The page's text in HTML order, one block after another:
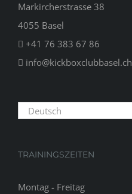
Markircherstrasse 38
4055 Basel
+41 76 383 67 86
info@kickboxclubbasel.ch
Deutsch
TRAININGSZEITEN
Montag - Freitag